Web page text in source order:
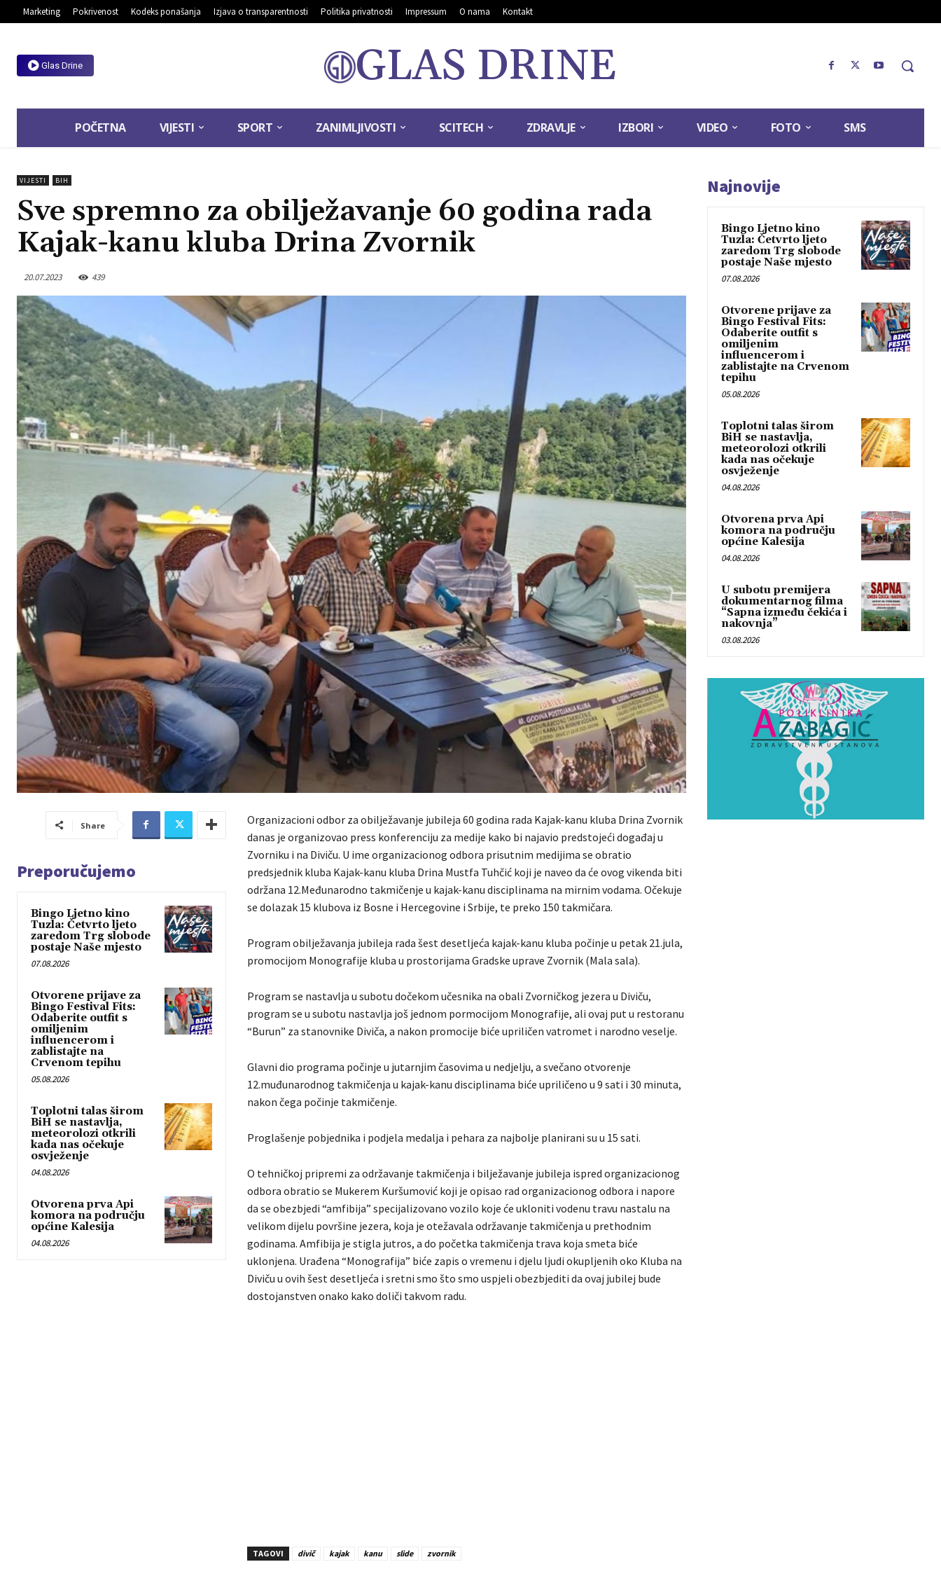
Marketing Pokrivenost Kodeks ponašanja Izjava o transparentnosti Politika privatnosti Impressum O nama Kontakt
Glas Drine GLAS DRINE
POČETNA VIJESTI SPORT ZANIMLJIVOSTI SCITECH ZDRAVLJE IZBORI VIDEO FOTO SMS
VIJESTI BIH
Sve spremno za obilježavanje 60 godina rada
Kajak-kanu kluba Drina Zvornik
20.07.2023 439
Share
Preporučujemo
Bingo Ljetno kino
Tuzla: Četvrto ljeto
zaredom Trg slobode
postaje Naše mjesto
07.08.2026
Otvorene prijave za
Bingo Festival Fits:
Odaberite outfit s
omiljenim
influencerom i
zablistajte na
Crvenom tepihu
05.08.2026
Toplotni talas širom
BiH se nastavlja,
meteorolozi otkrili
kada nas očekuje
osvježenje
04.08.2026
Otvorena prva Api
komora na području
općine Kalesija
04.08.2026
Organizacioni odbor za obilježavanje jubileja 60 godina rada Kajak-kanu kluba Drina Zvornik
danas je organizovao press konferenciju za medije kako bi najavio predstojeći događaj u
Zvorniku i na Diviču. U ime organizacionog odbora prisutnim medijima se obratio
predsjednik kluba Kajak-kanu kluba Drina Mustfa Tuhčić koji je naveo da će ovog vikenda biti
održana 12.Međunarodno takmičenje u kajak-kanu disciplinama na mirnim vodama. Očekuje
se dolazak 15 klubova iz Bosne i Hercegovine i Srbije, te preko 150 takmičara.
Program obilježavanja jubileja rada šest desetljeća kajak-kanu kluba počinje u petak 21.jula,
promocijom Monografije kluba u prostorijama Gradske uprave Zvornik (Mala sala).
Program se nastavlja u subotu dočekom učesnika na obali Zvorničkog jezera u Diviču,
program se u subotu nastavlja još jednom pormocijom Monografije, ali ovaj put u restoranu
“Burun” za stanovnike Diviča, a nakon promocije biće upriličen vatromet i narodno veselje.
Glavni dio programa počinje u jutarnjim časovima u nedjelju, a svečano otvorenje
12.muđunarodnog takmičenja u kajak-kanu disciplinama biće upriličeno u 9 sati i 30 minuta,
nakon čega počinje takmičenje.
Proglašenje pobjednika i podjela medalja i pehara za najbolje planirani su u 15 sati.
O tehničkoj pripremi za održavanje takmičenja i bilježavanje jubileja ispred organizacionog
odbora obratio se Mukerem Kuršumović koji je opisao rad organizacionog odbora i napore
da se obezbjedi “amfibija” specijalizovano vozilo koje će ukloniti vodenu travu nastalu na
velikom dijelu površine jezera, koja je otežavala održavanje takmičenja u prethodnim
godinama. Amfibija je stigla jutros, a do početka takmičenja trava koja smeta biće
uklonjena. Urađena “Monografija” biće zapis o vremenu i djelu ljudi okupljenih oko Kluba na
Diviču u ovih šest desetljeća i sretni smo što smo uspjeli obezbjediti da ovaj jubilej bude
dostojanstven onako kako doliči takvom radu.
TAGOVI divič kajak kanu slide zvornik
Najnovije
Bingo Ljetno kino
Tuzla: Četvrto ljeto
zaredom Trg slobode
postaje Naše mjesto
07.08.2026
Otvorene prijave za
Bingo Festival Fits:
Odaberite outfit s
omiljenim
influencerom i
zablistajte na Crvenom
tepihu
05.08.2026
Toplotni talas širom
BiH se nastavlja,
meteorolozi otkrili
kada nas očekuje
osvježenje
04.08.2026
Otvorena prva Api
komora na području
općine Kalesija
04.08.2026
U subotu premijera
dokumentarnog filma
“Sapna između čekića i
nakovnja”
03.08.2026